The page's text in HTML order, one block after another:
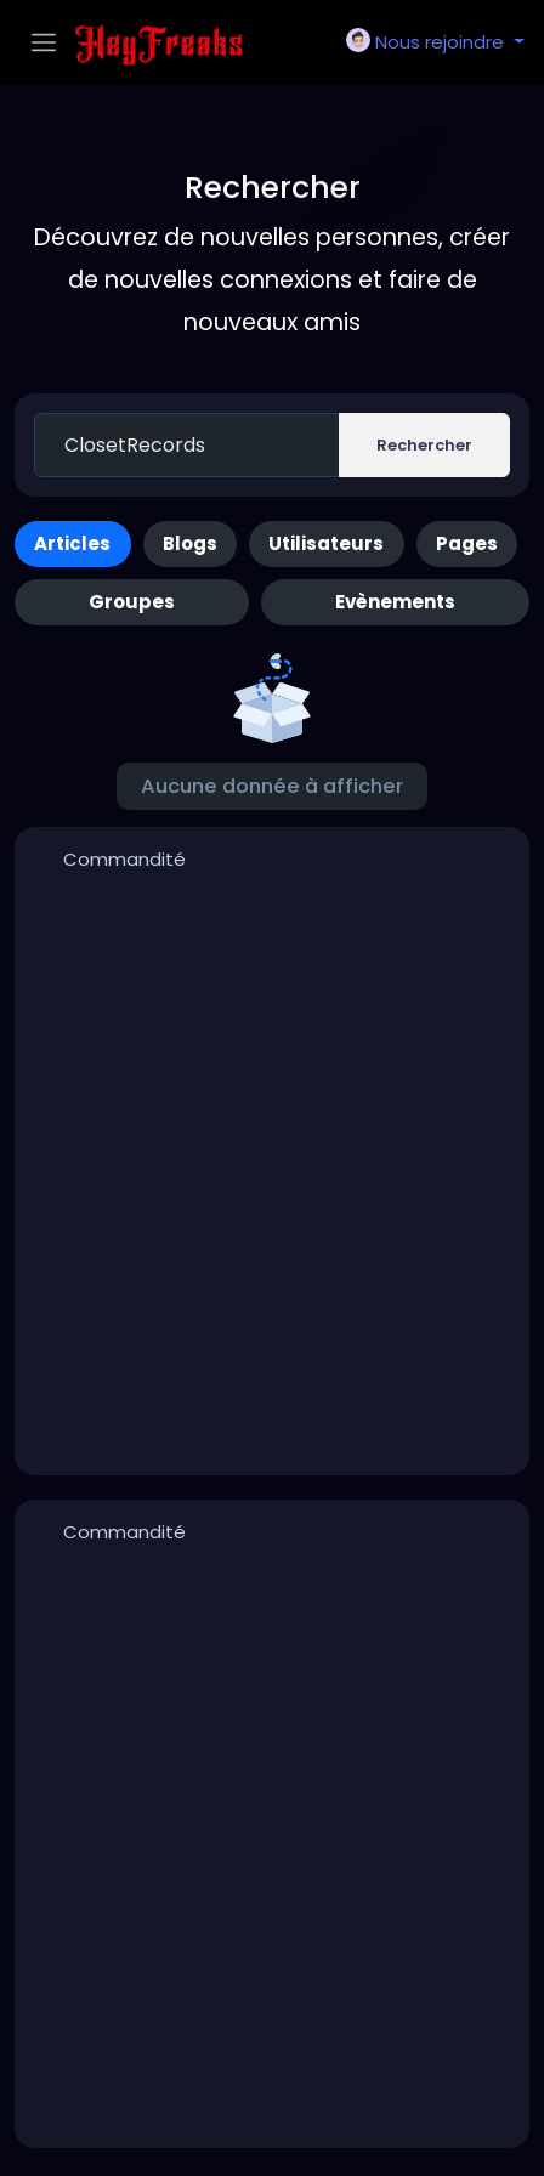
Nous rejoindre
Rechercher
Découvrez de nouvelles personnes, créer
de nouvelles connexions et faire de
nouveaux amis
Rechercher
Articles Blogs Utilisateurs Pages
Groupes Evènements
Aucune donnée à afficher
Commandité
Commandité